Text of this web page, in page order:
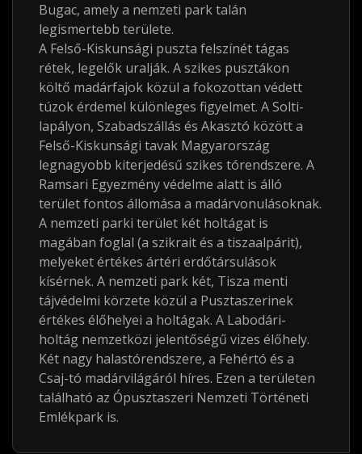
Bugac, amely a nemzeti park talán
legismertebb területe.
A Felső-Kiskunsági puszta felszínét tágas
rétek, legelők uralják. A szikes pusztákon
költő madárfajok közül a fokozottan védett
túzok érdemel különleges figyelmet. A Solti-
lapályon, Szabadszállás és Akasztó között a
Felső-Kiskunsági tavak Magyarország
legnagyobb kiterjedésű szikes tórendszere. A
Ramsari Egyezmény védelme alatt is álló
terület fontos állomása a madárvonulásoknak.
A nemzeti parki terület két holtágat is
magában foglal (a szikrait és a tiszaalpárit),
melyeket értékes ártéri erdőtársulások
kísérnek. A nemzeti park két, Tisza menti
tájvédelmi körzete közül a Pusztaszerinek
értékes élőhelyei a holtágak. A Labodári-
holtág nemzetközi jelentőségű vizes élőhely.
Két nagy halastórendszere, a Fehértó és a
Csaj-tó madárvilágáról híres. Ezen a területen
található az Ópusztaszeri Nemzeti Történeti
Emlékpark is.